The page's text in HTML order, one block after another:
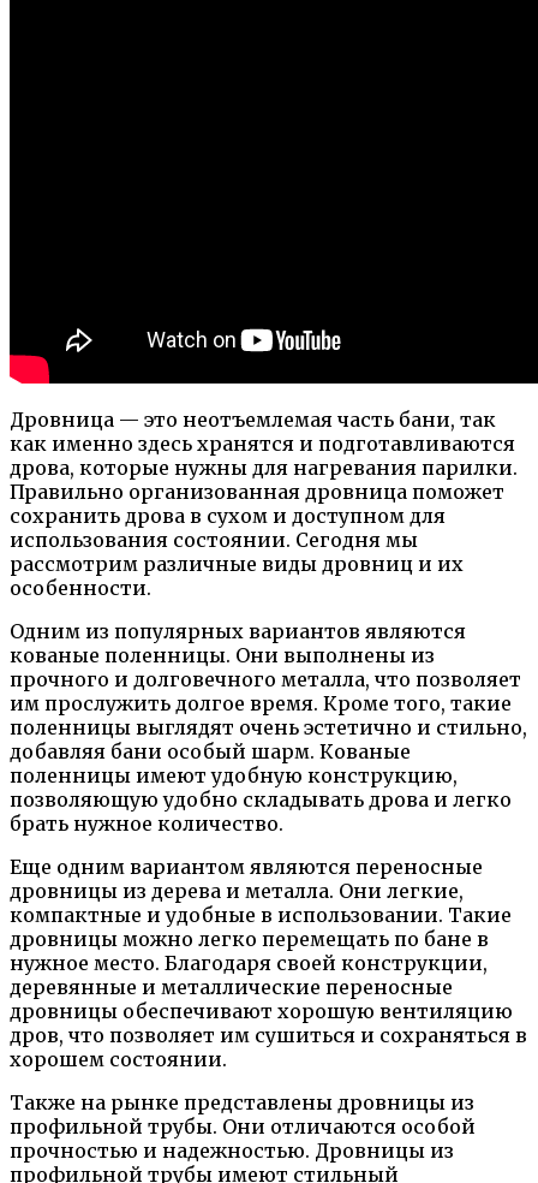
Дровница — это неотъемлемая часть бани, так
как именно здесь хранятся и подготавливаются
дрова, которые нужны для нагревания парилки.
Правильно организованная дровница поможет
сохранить дрова в сухом и доступном для
использования состоянии. Сегодня мы
рассмотрим различные виды дровниц и их
особенности.
Одним из популярных вариантов являются
кованые поленницы. Они выполнены из
прочного и долговечного металла, что позволяет
им прослужить долгое время. Кроме того, такие
поленницы выглядят очень эстетично и стильно,
добавляя бани особый шарм. Кованые
поленницы имеют удобную конструкцию,
позволяющую удобно складывать дрова и легко
брать нужное количество.
Еще одним вариантом являются переносные
дровницы из дерева и металла. Они легкие,
компактные и удобные в использовании. Такие
дровницы можно легко перемещать по бане в
нужное место. Благодаря своей конструкции,
деревянные и металлические переносные
дровницы обеспечивают хорошую вентиляцию
дров, что позволяет им сушиться и сохраняться в
хорошем состоянии.
Также на рынке представлены дровницы из
профильной трубы. Они отличаются особой
прочностью и надежностью. Дровницы из
профильной трубы имеют стильный